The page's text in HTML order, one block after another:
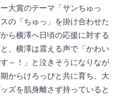
大賞のテーマ「サンちゅっ
の「ちゅっ」を掛け合わせた
ら横澤へ日頃の応援に対する
、横澤は震える声で「かわい
～！」と泣きそうになりなが
からけろっぴと共に育ち、大
ズを肌身離さず持っていると